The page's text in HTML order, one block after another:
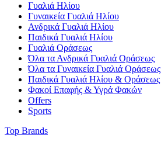
Γυαλιά Ηλίου
Γυναικεία Γυαλιά Ηλίου
Ανδρικά Γυαλιά Ηλίου
Παιδικά Γυαλιά Ηλίου
Γυαλιά Οράσεως
Όλα τα Ανδρικά Γυαλιά Οράσεως
Όλα τα Γυναικεία Γυαλιά Οράσεως
Παιδικά Γυαλιά Ηλίου & Οράσεως
Φακοί Επαφής & Υγρά Φακών
Offers
Sports
Top Brands